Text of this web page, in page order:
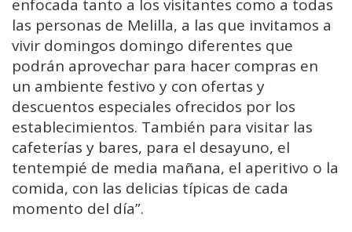
enfocada tanto a los visitantes como a todas
las personas de Melilla, a las que invitamos a
vivir domingos domingo diferentes que
podrán aprovechar para hacer compras en
un ambiente festivo y con ofertas y
descuentos especiales ofrecidos por los
establecimientos. También para visitar las
cafeterías y bares, para el desayuno, el
tentempié de media mañana, el aperitivo o la
comida, con las delicias típicas de cada
momento del día”.